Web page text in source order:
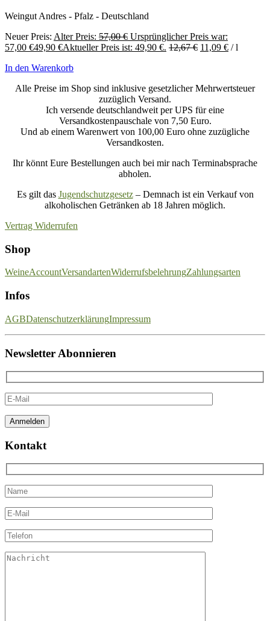
Weingut Andres - Pfalz - Deutschland
Neuer Preis: Alter Preis: 57,00€ Ursprünglicher Preis war:
57,00 €49,90 €Aktueller Preis ist: 49,90 €. 12,67€ 11,09 € /l
In den Warenkorb
Alle Preise im Shop sind inklusive gesetzlicher Mehrwertsteuer
zuzüglich Versand.
Ich versende deutschlandweit per UPS für eine
Versandkostenpauschale von 7,50 Euro.
Und ab einem Warenwert von 100,00 Euro ohne zuzügliche
Versandkosten.
Ihr könnt Eure Bestellungen auch bei mir nach Terminabsprache
abholen.
Es gilt das Jugendschutzgesetz– Demnach ist ein Verkauf von
alkoholischen Getränken ab 18 Jahren möglich.
Vertrag Widerrufen
Shop
WeineAccountVersandartenWiderrufsbelehrungZahlungsarten
Infos
AGBDatenschutzerklärungImpressum
Newsletter Abonnieren
Kontakt